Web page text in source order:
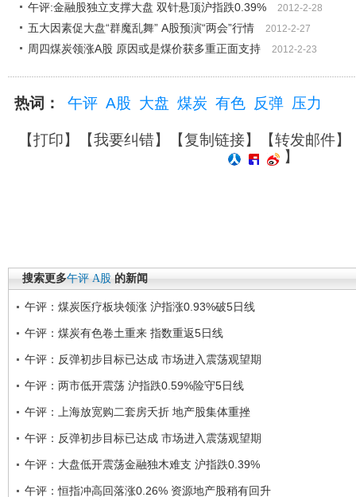
午评:金融股独立支撑大盘 双针悬顶沪指跌0.39% 2012-2-28
五大因素促大盘“群魔乱舞” A股预演“两会”行情 2012-2-27
周四煤炭领涨A股 原因或是煤价获多重正面支持 2012-2-23
热词： 午评 A股 大盘 煤炭 有色 反弹 压力
【打印】【我要纠错】【复制链接】【转发邮件】
】
搜索更多午评 A股 的新闻
午评：煤炭医疗板块领涨 沪指涨0.93%破5日线
午评：煤炭有色卷土重来 指数重返5日线
午评：反弹初步目标已达成 市场进入震荡观望期
午评：两市低开震荡 沪指跌0.59%险守5日线
午评：上海放宽购二套房夭折 地产股集体重挫
午评：反弹初步目标已达成 市场进入震荡观望期
午评：大盘低开震荡金融独木难支 沪指跌0.39%
午评：恒指冲高回落涨0.26% 资源地产股稍有回升